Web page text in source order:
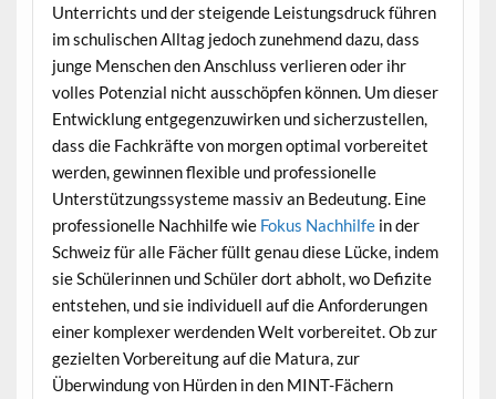
Unterrichts und der steigende Leistungsdruck führen
im schulischen Alltag jedoch zunehmend dazu, dass
junge Menschen den Anschluss verlieren oder ihr
volles Potenzial nicht ausschöpfen können. Um dieser
Entwicklung entgegenzuwirken und sicherzustellen,
dass die Fachkräfte von morgen optimal vorbereitet
werden, gewinnen flexible und professionelle
Unterstützungssysteme massiv an Bedeutung. Eine
professionelle Nachhilfe wie Fokus Nachhilfein der
Schweiz für alle Fächer füllt genau diese Lücke, indem
sie Schülerinnen und Schüler dort abholt, wo Defizite
entstehen, und sie individuell auf die Anforderungen
einer komplexer werdenden Welt vorbereitet. Ob zur
gezielten Vorbereitung auf die Matura, zur
Überwindung von Hürden in den MINT-Fächern